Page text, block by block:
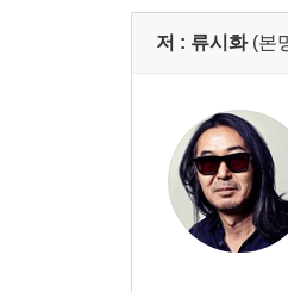
두 번째 화살 피하
잘못 베낀 삶 _즐겁
죽음 앞에서 _절실
어느 추장 이야기
별이 보이는가 _모
상처 주고 상처 받
저 : 류시화 (본